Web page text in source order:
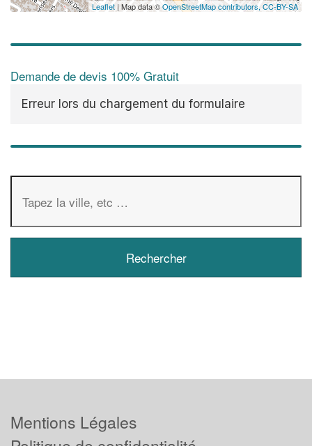
Leaflet | Map data ©OpenStreetMap contributors,CC-BY-SA
Demande de devis 100% Gratuit
Erreur lors du chargement du formulaire
Mentions Légales